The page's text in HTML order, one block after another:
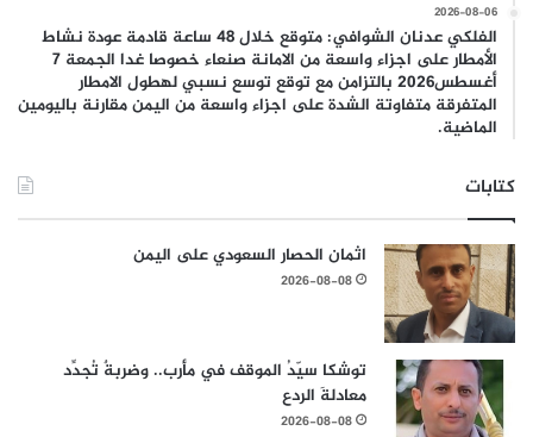
2026-08-06
الفلكي عدنان الشوافي: متوقع خلال 48 ساعة قادمة عودة نشاط
الأمطار على اجزاء واسعة من الامانة صنعاء خصوصا غدا الجمعة 7
أغسطس2026 بالتزامن مع توقع توسع نسبي لهطول الامطار
المتفرقة متفاوتة الشدة على اجزاء واسعة من اليمن مقارنة باليومين
الماضية.
كتابات
اثمان الحصار السعودي على اليمن
2026-08-08
توشكا سيّدُ الموقف في مأرب.. وضربةٌ تُجدِّد
معادلةَ الردع
2026-08-08